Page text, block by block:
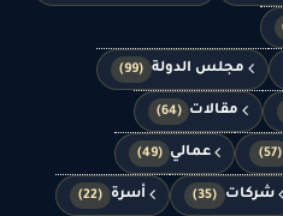
مجلس الدولة (99)
مقالات (64)
(57) عمالي (49)
شركات (35) أسرة (22)